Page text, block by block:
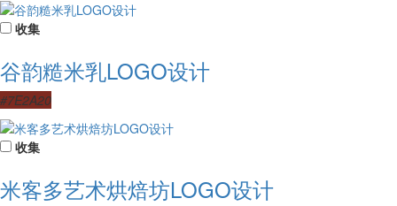
收集
谷韵糙米乳LOGO设计
#7E2A20
收集
米客多艺术烘焙坊LOGO设计